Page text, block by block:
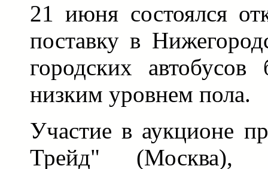
21 июня состоялся
поставку в
городских
низким уровнем пола.
Участие в аукционе
Трейд" (Москва),